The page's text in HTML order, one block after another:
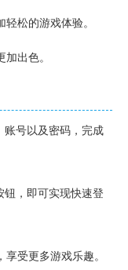
松的游戏体验。
出色。
账号以及密码，完成
钮，即可实现快速登
受更多游戏乐趣。